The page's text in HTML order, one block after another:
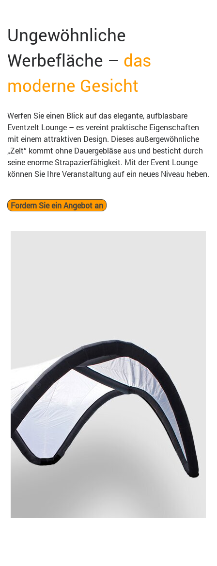
Ungewöhnliche
Werbefläche – das
moderne Gesicht
Werfen Sie einen Blick auf das elegante, aufblasbare
Eventzelt Lounge – es vereint praktische Eigenschaften
mit einem attraktiven Design. Dieses außergewöhnliche
„Zelt“ kommt ohne Dauergebläse aus und besticht durch
seine enorme Strapazierfähigkeit. Mit der Event Lounge
können Sie Ihre Veranstaltung auf ein neues Niveau heben.
Fordern Sie ein Angebot an